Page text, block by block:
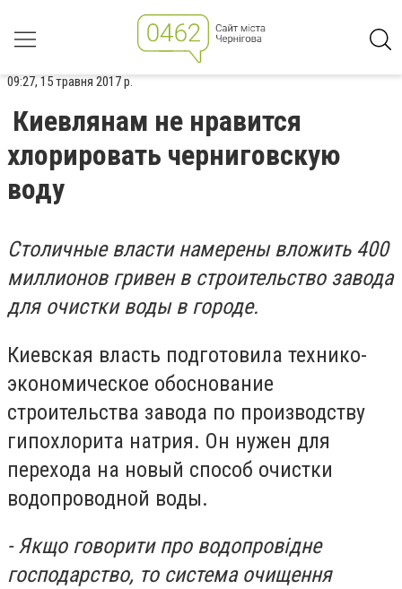
09:27, 15 травня 2017 р.
Киевлянам не нравится
хлорировать черниговскую
воду
Столичные власти намерены вложить 400
миллионов гривен в строительство завода
для очистки воды в городе.
Киевская власть подготовила технико-
экономическое обоснование
строительства завода по производству
гипохлорита натрия. Он нужен для
перехода на новый способ очистки
водопроводной воды.
- Якщо говорити про водопровідне
господарство, то система очищення